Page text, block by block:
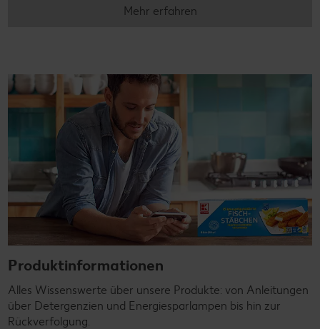
Mehr erfahren
Produktinformationen
Alles Wissenswerte über unsere Produkte: von Anleitungen
über Detergenzien und Energiesparlampen bis hin zur
Rückverfolgung.